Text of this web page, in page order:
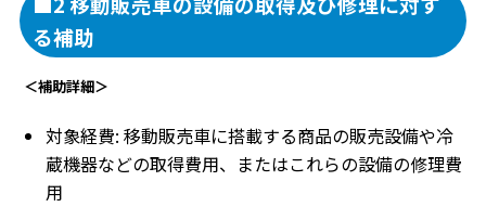
る補助
＜補助詳細＞
対象経費: 移動販売車に搭載する商品の販売設備や冷
蔵機器などの取得費用、またはこれらの設備の修理費
用